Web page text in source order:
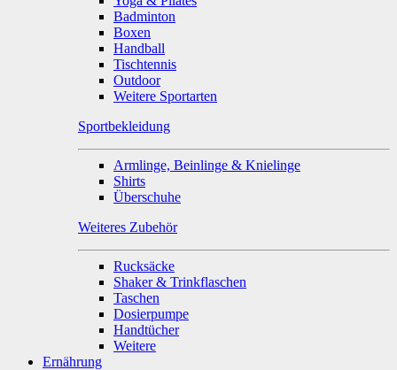
Badminton
Boxen
Handball
Tischtennis
Outdoor
Weitere Sportarten
Sportbekleidung
Armlinge, Beinlinge & Knielinge
Shirts
Überschuhe
Weiteres Zubehör
Rucksäcke
Shaker & Trinkflaschen
Taschen
Dosierpumpe
Handtücher
Weitere
Ernährung